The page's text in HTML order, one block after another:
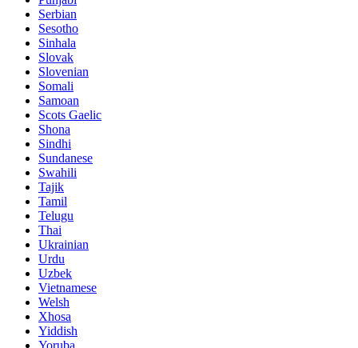
Serbian
Sesotho
Sinhala
Slovak
Slovenian
Somali
Samoan
Scots Gaelic
Shona
Sindhi
Sundanese
Swahili
Tajik
Tamil
Telugu
Thai
Ukrainian
Urdu
Uzbek
Vietnamese
Welsh
Xhosa
Yiddish
Yoruba